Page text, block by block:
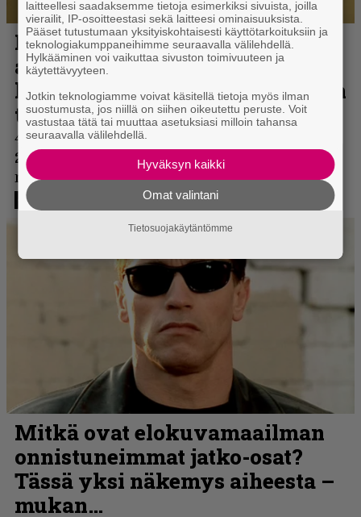
laitteellesi saadaksemme tietoja esimerkiksi sivuista, joilla
vierailit, IP-osoitteestasi sekä laitteesi ominaisuuksista.
Pääset tutustumaan yksityiskohtaisesti käyttötarkoituksiin ja
teknologiakumppaneihimme seuraavalla välilehdellä.
Hylkääminen voi vaikuttaa sivuston toimivuuteen ja
käytettävyyteen.
Jotkin teknologiamme voivat käsitellä tietoja myös ilman
suostumusta, jos niillä on siihen oikeutettu peruste. Voit
vastustaa tätä tai muuttaa asetuksiasi milloin tahansa
seuraavalla välilehdellä.
Hyväksyn kaikki
Omat valintani
Tietosuojakäytäntömme